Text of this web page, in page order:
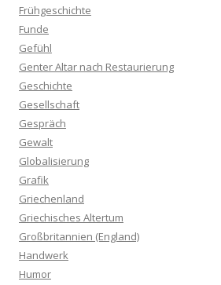
Frühgeschichte
Funde
Gefühl
Genter Altar nach Restaurierung
Geschichte
Gesellschaft
Gespräch
Gewalt
Globalisierung
Grafik
Griechenland
Griechisches Altertum
Großbritannien (England)
Handwerk
Humor